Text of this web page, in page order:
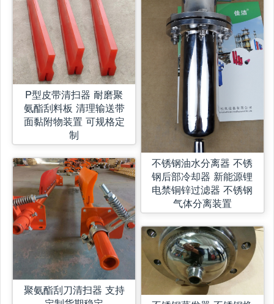
P型皮带清扫器 耐磨聚
氨酯刮料板 清理输送带
面黏附物装置 可规格定
制
聚氨酯刮刀清扫器 支持
不锈钢油水分离器 不锈
钢后部冷却器 新能源锂
电禁铜锌过滤器 不锈钢
气体分离装置